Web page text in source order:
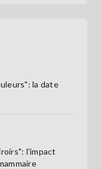
la date
l'impact